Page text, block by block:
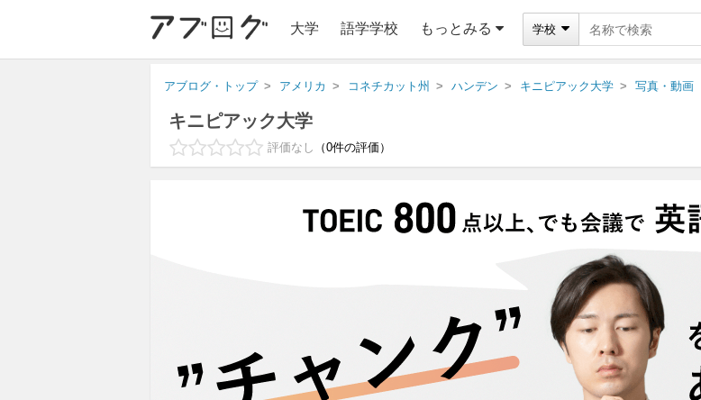
大学 語学学校 もっとみる 学校
アブログ・トップ アメリカ コネチカット州 ハンデン キニピアック大学 写真・動画
キニピアック大学
評価なし 0件の評価